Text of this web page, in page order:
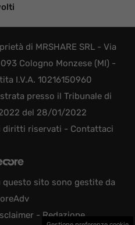
di MRSHARE SRL - Via
Cologno Monzese (MI) -
I.V.A. 10216150960
presso il Tribunale di
del 28/01/2022
diritti riservati - Contattaci
sito sono gestite da
- Redazione